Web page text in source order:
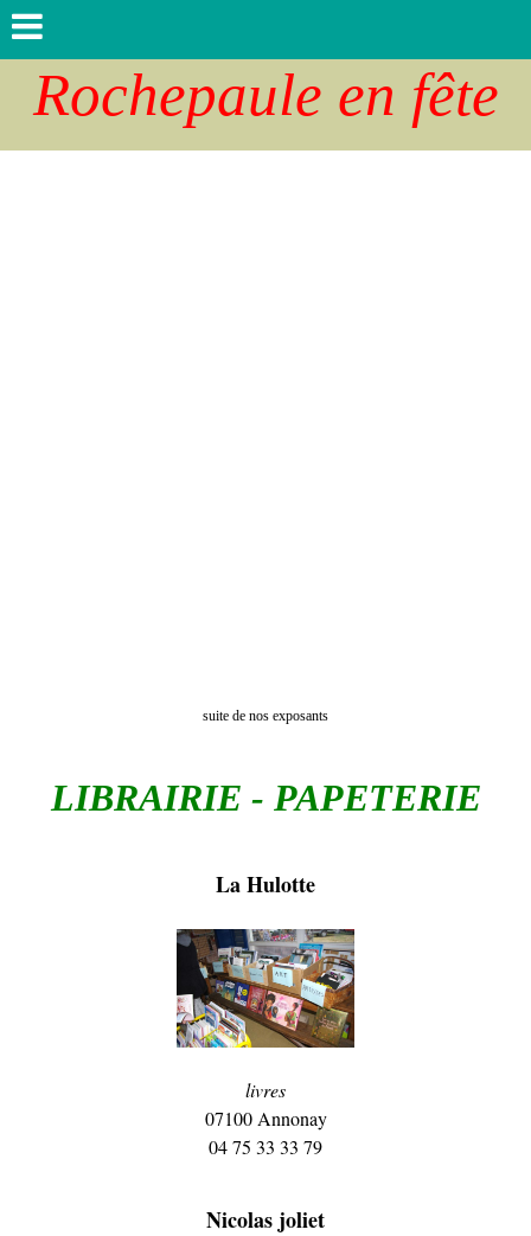
Rochepaule en fête
suite de nos exposants
LIBRAIRIE - PAPETERIE
La Hulotte
livres
07100 Annonay
04 75 33 33 79
Nicolas joliet